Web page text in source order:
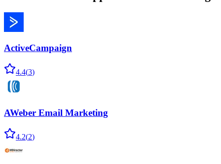
ActiveCampaign
4.4(3)
AWeber Email Marketing
4.2(2)